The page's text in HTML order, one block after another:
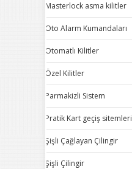
Masterlock asma kilitler
Oto Alarm Kumandaları
Otomatlı Kilitler
Özel Kilitler
Parmakizli Sistem
Pratik Kart geçiş sitemleri
Şişli Çağlayan Çilingir
Şişli Çilingir